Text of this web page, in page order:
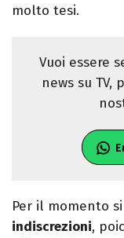
molto tesi.
Vuoi essere
news su TV,
Per il momento
indiscrezioni,